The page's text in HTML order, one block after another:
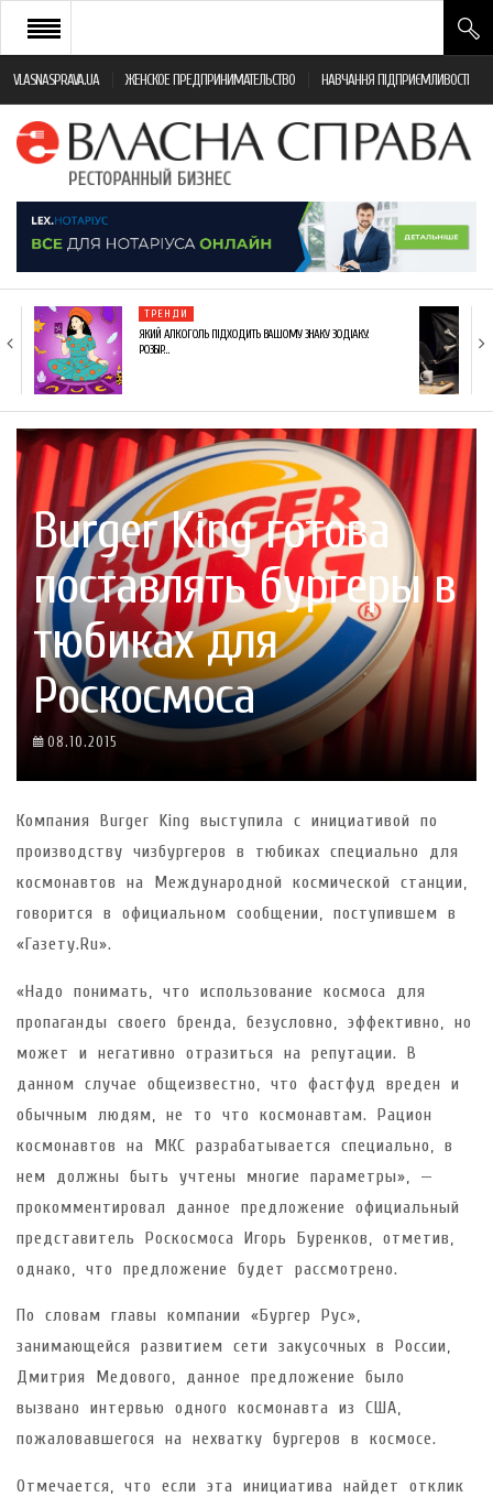
VLASNASPRAVA.UA ЖЕНСКОЕ ПРЕДПРИНИМАТЕЛЬСТВО НАВЧАННЯ ПІДПРИЄМЛИВОСТІ
НОВИНИ РЕСТОРАННОГО БІЗНЕСУ
ЯК ВІДКРИТИ ТА УСПІШНО КЕРУВАТИ
МОНІТОРИНГ ЗАКОНОДАВСТВА
ФРАНЧАЙЗИНГ
КНИГИ
ТРЕНДИ
ЯКИЙ АЛКОГОЛЬ ПІДХОДИТЬ ВАШОМУ ЗНАКУ ЗОДІАКУ:
РОЗБІР…
Burger King готова
поставлять бургеры в
тюбиках для
Роскосмоса
08.10.2015
Компания Burger King выступила с инициативой по
производству чизбургеров в тюбиках специально для
космонавтов на Международной космической станции,
говорится в официальном сообщении, поступившем в
«Газету.Ru».
«Надо понимать, что использование космоса для
пропаганды своего бренда, безусловно, эффективно, но
может и негативно отразиться на репутации. В
данном случае общеизвестно, что фастфуд вреден и
обычным людям, не то что космонавтам. Рацион
космонавтов на МКС разрабатывается специально, в
нем должны быть учтены многие параметры», —
прокомментировал данное предложение официальный
представитель Роскосмоса Игорь Буренков, отметив,
однако, что предложение будет рассмотрено.
По словам главы компании «Бургер Рус»,
занимающейся развитием сети закусочных в России,
Дмитрия Медового, данное предложение было
вызвано интервью одного космонавта из США,
пожаловавшегося на нехватку бургеров в космосе.
Отмечается, что если эта инициатива найдет отклик